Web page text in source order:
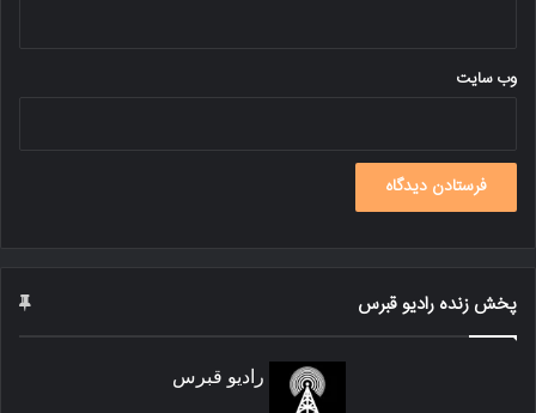
وب‌ سایت
پخش زنده رادیو قبرس
رادیو قبرس